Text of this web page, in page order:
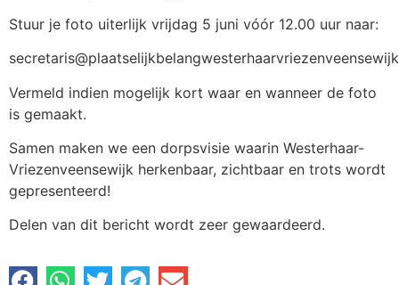
Stuur je foto uiterlijk vrijdag 5 juni vóór 12.00 uur naar:
Vermeld indien mogelijk kort waar en wanneer de foto
is gemaakt.
Samen maken we een dorpsvisie waarin Westerhaar-
Vriezenveensewijk herkenbaar, zichtbaar en trots wordt
gepresenteerd!
Delen van dit bericht wordt zeer gewaardeerd.